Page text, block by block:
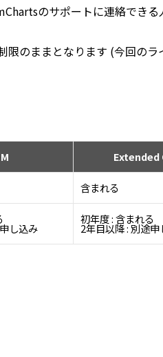
のサポートに連絡できる
のままとなります (今回のラ
Extended
含まれる
し込み
初年度 : 含まれる
2年目以降 : 別途